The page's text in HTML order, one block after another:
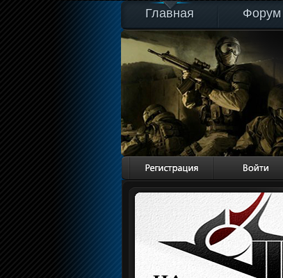
Главная Форум